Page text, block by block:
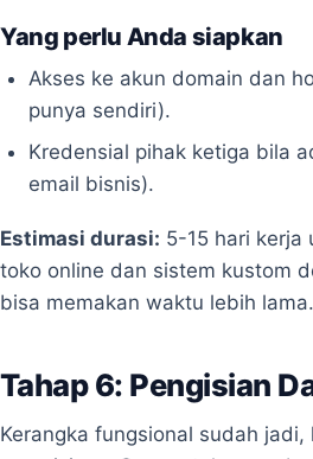
Yang perlu Anda siapkan
Akses ke akun domain dan
punya sendiri).
Kredensial pihak ketiga bila
email bisnis).
Estimasi durasi: 5-15 hari kerja
toko online dan sistem kustom
bisa memakan waktu lebih lama.
Tahap 6: Pengisian
Kerangka fungsional sudah jadi,